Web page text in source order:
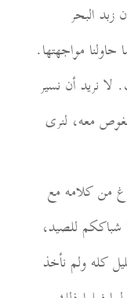
زبد البحر
مواجهتها.
لا نريد أن نسير
معه، لنرى
من كلامه مع
شباككم للصيد،
كله ولم نأخذ